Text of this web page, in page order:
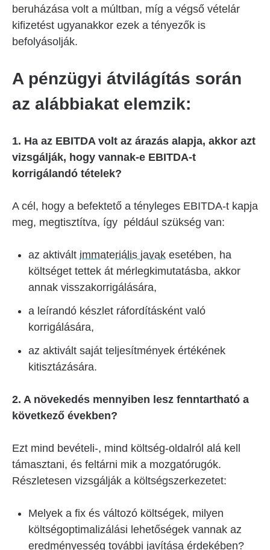
beruházása volt a múltban, míg a végső vételár
kifizetést ugyanakkor ezek a tényezők is
befolyásolják.
A pénzügyi átvilágítás során
az alábbiakat elemzik:
1. Ha az EBITDA volt az árazás alapja, akkor azt
vizsgálják, hogy vannak-e EBITDA-t
korrigálandó tételek?
A cél, hogy a befektető a tényleges EBITDA-t kapja
meg, megtisztítva, így például szükség van:
az aktivált immateriális javak esetében, ha
költséget tettek át mérlegkimutatásba, akkor
annak visszakorrigálására,
a leírandó készlet ráfordításként való
korrigálására,
az aktivált saját teljesítmények értékének
kitisztázására.
2. A növekedés mennyiben lesz fenntartható a
következő években?
Ezt mind bevételi-, mind költség-oldalról alá kell
támasztani, és feltárni mik a mozgatórugók.
Részletesen vizsgálják a költségszerkezetet:
Melyek a fix és változó költségek, milyen
költségoptimalizálási lehetőségek vannak az
eredményesség további javítása érdekében?